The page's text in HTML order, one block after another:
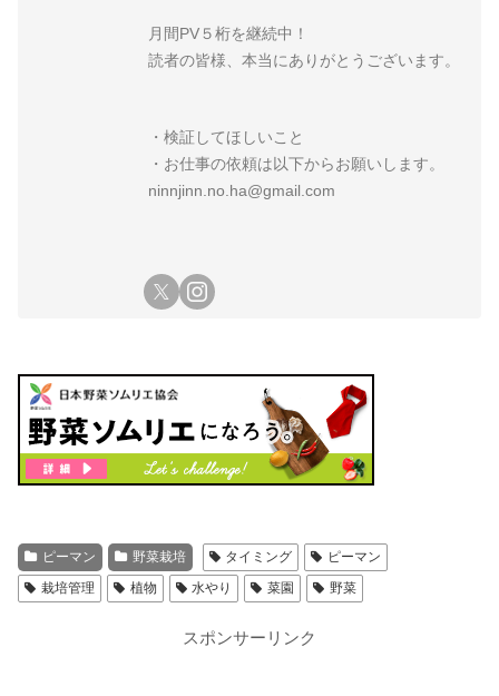
月間PV５桁を継続中！
読者の皆様、本当にありがとうございます。
・検証してほしいこと
・お仕事の依頼は以下からお願いします。
ninnjinn.no.ha@gmail.com
ピーマン 野菜栽培 タイミング
ピーマン
栽培管理
植物 水やり 菜園 野菜
スポンサーリンク